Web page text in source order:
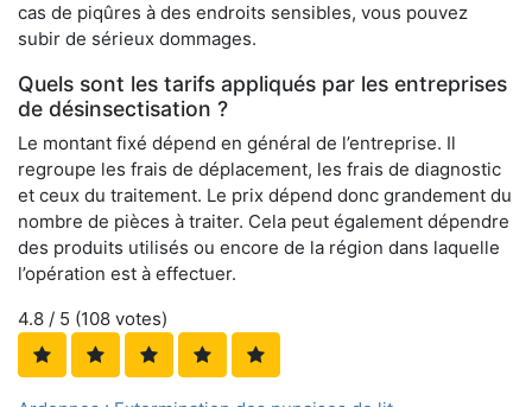
cas de piqûres à des endroits sensibles, vous pouvez
subir de sérieux dommages.
Quels sont les tarifs appliqués par les entreprises
de désinsectisation ?
Le montant fixé dépend en général de l’entreprise. Il
regroupe les frais de déplacement, les frais de diagnostic
et ceux du traitement. Le prix dépend donc grandement du
nombre de pièces à traiter. Cela peut également dépendre
des produits utilisés ou encore de la région dans laquelle
l’opération est à effectuer.
4.8 / 5 (108 votes)